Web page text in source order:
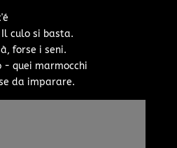
culo si basta.
forse i seni.
- quei marmocchi
da imparare.